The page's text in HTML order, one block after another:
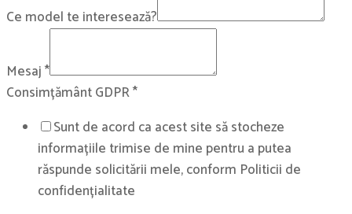
Ce model te interesează?
Mesaj*
Consimțământ GDPR*
Sunt de acord ca acest site să stocheze
informațiile trimise de mine pentru a putea
răspunde solicitării mele, conform Politicii de
confidențialitate